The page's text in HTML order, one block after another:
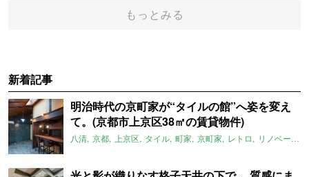
もっとみる
新着記事
明治時代の京町家が“タイルの館”へ姿を変え
て。(京都市上京区38㎡の賃貸物件)
八清 京都 上京区 タイル 町家 京町家 レトロ リノベーション